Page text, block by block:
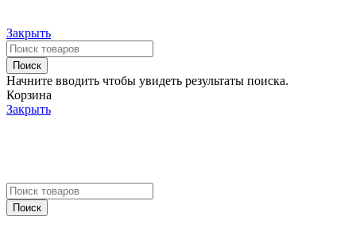
Закрыть
Поиск
Начните вводить чтобы увидеть результаты поиска.
Корзина
Закрыть
Поиск